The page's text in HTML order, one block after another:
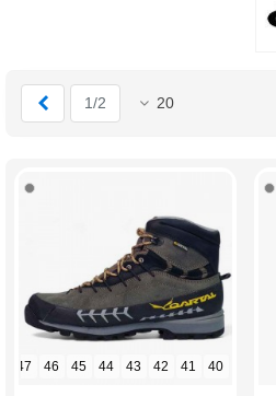
20
1/2
خاکستری فیلی
40
41
42
43
44
45
46
47